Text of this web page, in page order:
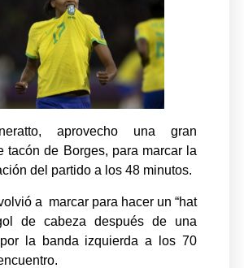
aprovecho una gran
tacón de Borges, para marcar la
del partido a los 48 minutos.
a marcar para hacer un “hat
de cabeza después de una
la banda izquierda a los 70